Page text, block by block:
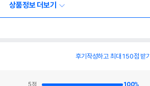
상품정보 더보기
후기작성하고 최대 150점 받기
5점 100%